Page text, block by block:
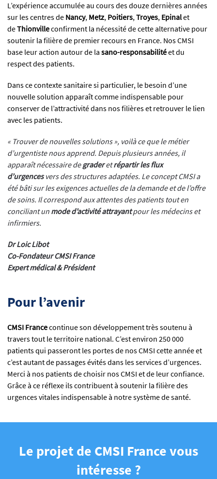
L’expérience accumulée au cours des douze dernières années
sur les centres de Nancy, Metz, Poitiers,Troyes, Epinalet
deThionvilleconfirment la nécessité de cette alternative pour
soutenir la filière de premier recours en France. Nos CMSI
base leur action autour de la sano-responsabilitéet du
respect des patients.
Dans ce contexte sanitaire si particulier, le besoin d’une
nouvelle solution apparaît comme indispensable pour
conserver de l’attractivité dans nos filières et retrouver le lien
avec les patients.
« Trouver de nouvelles solutions », voilà ce que le métier
d’urgentiste nous apprend. Depuis plusieurs années, il
apparaît nécessaire degraderetrépartir les flux
d’urgencesvers des structures adaptées. Le concept CMSI a
été bâti sur les exigences actuelles de la demande et de l’offre
de soins. Il correspond aux attentes des patients tout en
conciliant un mode d’activité attrayantpour les médecins et
infirmiers.
Dr Loic Libot
Co-Fondateur CMSI France
Expert médical & Président
Pour l’avenir
CMSI Francecontinue son développement très soutenu à
travers tout le territoire national. C’est environ 250 000
patients qui passeront les portes de nos CMSI cette année et
c’est autant de passages évités dans les services d’urgences.
Merci à nos patients de choisir nos CMSI et de leur confiance.
Grâce à ce réflexe ils contribuent à soutenir la filière des
urgences vitales indispensable à notre système de santé.
Le projet de CMSI France vous
intéresse ?